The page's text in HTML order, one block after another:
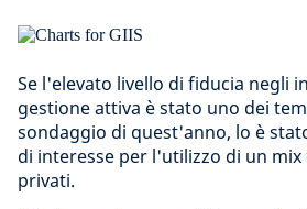
Se l'elevato livello di fiducia negli
gestione attiva è stato uno dei
sondaggio di quest'anno, lo è
di interesse per l'utilizzo di un mix
privati.